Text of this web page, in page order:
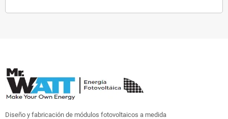
Diseño y fabricación de módulos fotovoltaicos a medida